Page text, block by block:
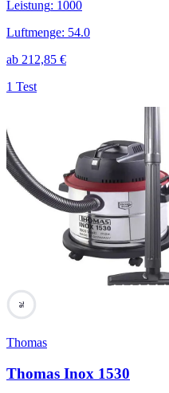
Leistung: 1000
Luftmenge: 54.0
ab 212,85 €
1 Test
76
Thomas
Thomas Inox 1530